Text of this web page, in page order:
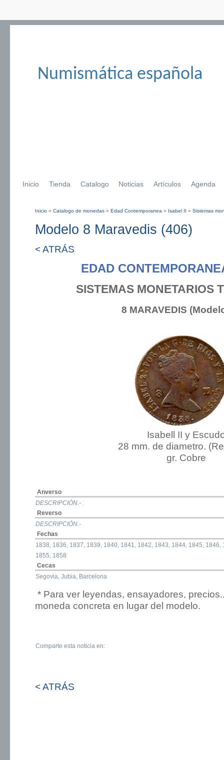
Numismática española
Inicio Tienda Catalogo Noticias Artículos Agenda
Inicio » Catalogo de monedas » Edad Contemporanea » Isabel II » Sistemas
Modelo 8 Maravedis (406)
< ATRÁS
EDAD
SISTEMAS MONETARIOS
8 MARAVEDIS
Isabell II y
28 mm. de diametro.
gr. Cobre
Anverso
DESCRIPCIÓN.- .
Reverso
DESCRIPCIÓN.-
Fechas
1838, 1836, 1837, 1839, 1840, 1841, 1842, 1843, 1844, 1845,
1855, 1858
Cecas
Segovia, Jubia, Barcelona
* Para ver leyendas, ensayadores,
moneda concreta en lugar del modelo.
Comparte esta noticia en:
< ATRÁS